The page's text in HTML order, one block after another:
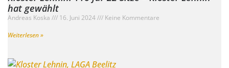
hat gewählt
Andreas Koska 16. Juni 2024
Keine Kommentare
Weiterlesen »